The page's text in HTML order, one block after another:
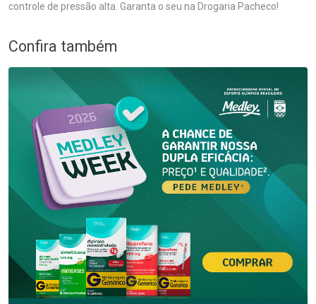
controle de pressão alta. Garanta o seu na Drogaria Pacheco!
Confira também